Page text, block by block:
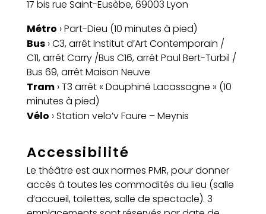
17 bis rue Saint-Eusèbe, 69003 Lyon
Métro › Part-Dieu (10 minutes à pied)
Bus› C3, arrêt Institut d’Art Contemporain /
C11, arrêt Carry /Bus C16, arrêt Paul Bert-Turbil /
Bus 69, arrêt Maison Neuve
Tram› T3 arrêt « Dauphiné Lacassagne » (10
minutes à pied)
Vélo › Station velo’v Faure – Meynis
Accessibilité
Le théâtre est aux normes PMR, pour donner
accès à toutes les commodités du lieu (salle
d’accueil, toilettes, salle de spectacle). 3